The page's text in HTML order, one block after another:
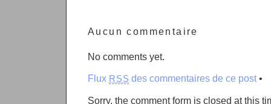
Aucun commentaire
No comments yet.
Flux RSS des commentaires de ce post•
Sorry, the comment form is closed at this